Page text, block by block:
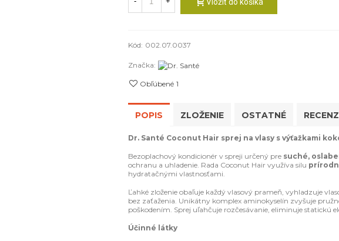
Kód: 002.07.0037
Značka:
Obľúbené 1
POPIS ZLOŽENIE OSTATNÉ
Dr. Santé Coconut Hair sprej na vlasy s výťažkami
Bezoplachový kondicionér v spreji určený pre suché,
ochranu a uhladenie. Rada Coconut Hair využíva silu
hydratačnými vlastnosťami.
Ľahké zloženie obaľuje každý vlasový prameň, vyhladzuje
bez zaťaženia. Unikátny komplex aminokyselín zvyšuje
poškodením. Sprej uľahčuje rozčesávanie, eliminuje statickú
Účinné látky